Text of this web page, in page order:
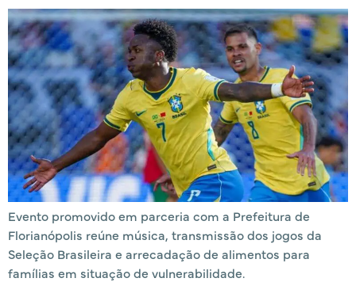
Evento promovido em parceria com a Prefeitura de
Florianópolis reúne música, transmissão dos jogos da
Seleção Brasileira e arrecadação de alimentos para
famílias em situação de vulnerabilidade.